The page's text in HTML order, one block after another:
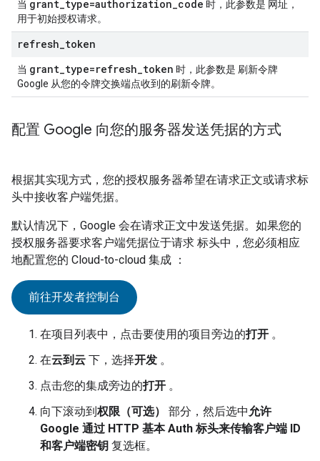
当 grant_type=authorization_code 时，此参数是 网址，
用于初始授权请求。
refresh token
当 grant_type=refresh_token 时，此参数是 刷新令牌
Google 从您的令牌交换端点收到的刷新令牌。
配置 Google 向您的服务器发送凭据的方式
根据其实现方式，您的授权服务器希望在请求正文或请求标
头中接收客户端凭据。
默认情况下，Google 会在请求正文中发送凭据。如果您的
授权服务器要求客户端凭据位于请求 标头中，您必须相应
地配置您的 Cloud-to-cloud 集成 ：
前往开发者控制台
在项目列表中，点击要使用的项目旁边的打开 。
在云到云 下，选择开发 。
点击您的集成旁边的打开 。
向下滚动到 权限（可选） 部分，然后选中 允许
Google 通过 HTTP 基本 Auth 标头来传输客户端 ID
和客户端密钥 复选框。